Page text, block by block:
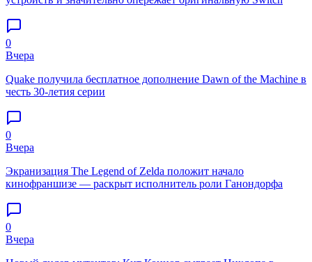
0
Вчера
Quake получила бесплатное дополнение Dawn of the Machine в
честь 30-летия серии
0
Вчера
Экранизация The Legend of Zelda положит начало
кинофраншизе — раскрыт исполнитель роли Ганондорфа
0
Вчера